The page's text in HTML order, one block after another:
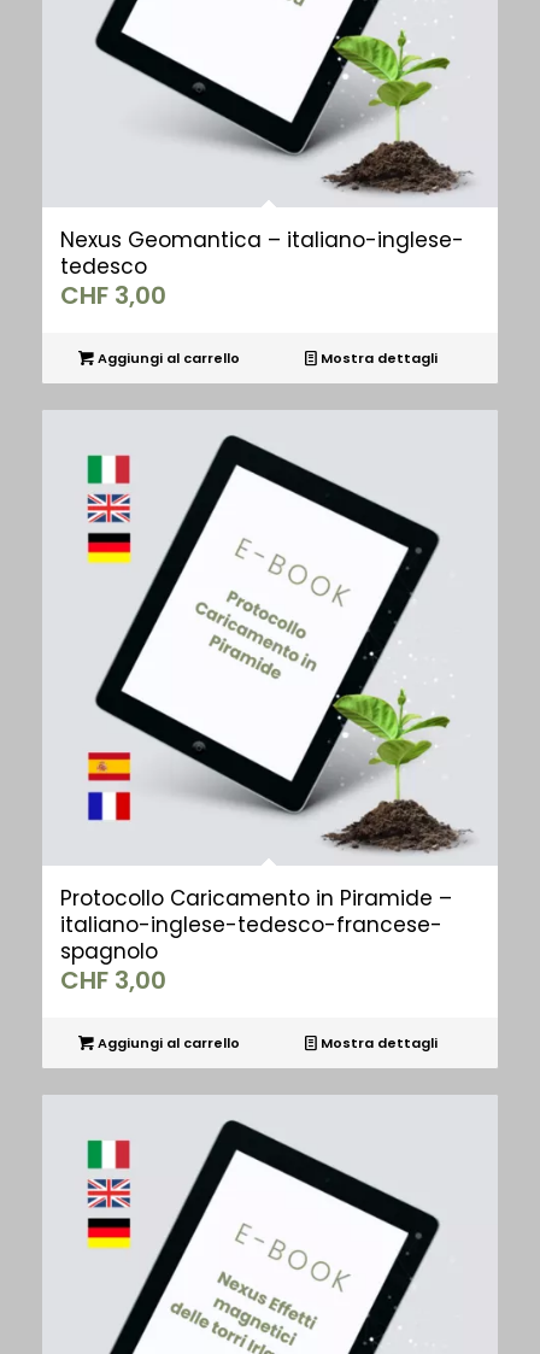
Nexus Geomantica – italiano-inglese-
tedesco
CHF3,00
Aggiungi al carrello Mostra dettagli
Protocollo Caricamento in Piramide –
italiano-inglese-tedesco-francese-
spagnolo
CHF3,00
Aggiungi al carrello Mostra dettagli